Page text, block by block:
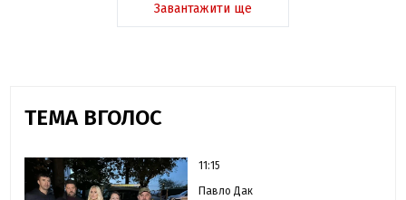
Завантажити ще
ТЕМА ВГОЛОС
11:15
Павло Дак